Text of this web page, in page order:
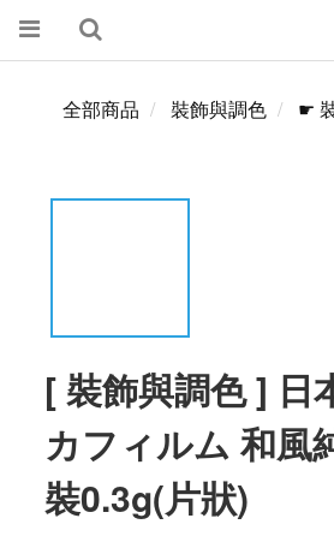
全部商品 裝飾與調色 ☛
[ 裝飾與調色 ] 日
カフィルム 和風
裝0.3g(片狀)